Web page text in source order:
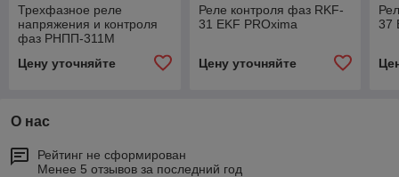
Трехфазное реле
напряжения и контроля
фаз РНПП-311M
Цену уточняйте
Реле контроля фаз RKF-
31 EKF PROxima
Цену уточняйте
37
О нас
Рейтинг не сформирован
Менее 5 отзывов за последний год